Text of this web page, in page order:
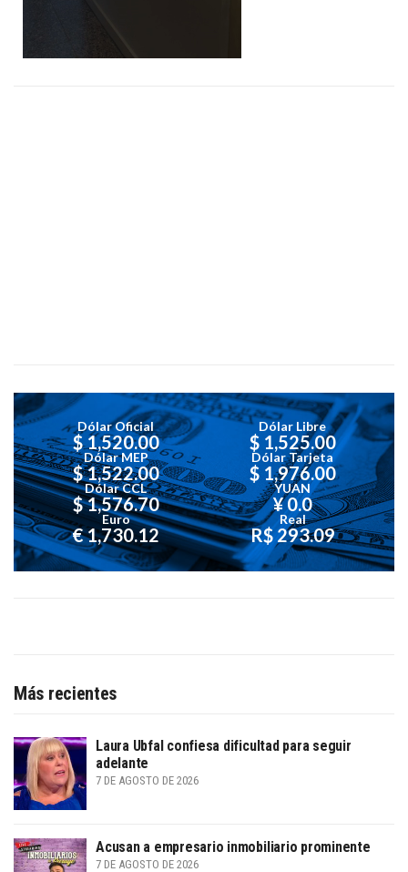
Dólar Oficial
$ 1,520.00
Dólar Libre
$ 1,525.00
Dólar MEP
$ 1,522.00
Dólar Tarjeta
$ 1,976.00
Dólar CCL
$ 1,576.70
YUAN
¥ 0.0
Euro
€ 1,730.12
Real
R$ 293.09
Más recientes
Laura Ubfal confiesa dificultad para seguir
adelante
7 DE AGOSTO DE 2026
Acusan a empresario inmobiliario prominente
7 DE AGOSTO DE 2026